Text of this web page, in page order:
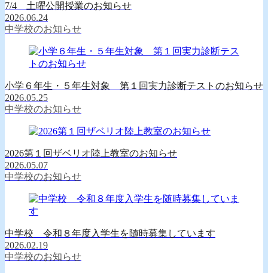
7/4 土曜公開授業のお知らせ
2026.06.24
中学校のお知らせ
小学６年生・５年生対象 第１回実力診断テストのお知らせ
2026.05.25
中学校のお知らせ
2026第１回ザベリオ陸上教室のお知らせ
2026.05.07
中学校のお知らせ
中学校 令和８年度入学生を随時募集しています
2026.02.19
中学校のお知らせ